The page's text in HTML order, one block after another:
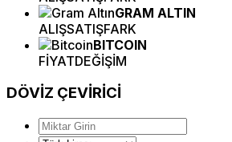
GRAM ALTIN
ALIŞSATIŞFARK
BITCOIN
FİYATDEĞİŞİM
DÖVİZ ÇEVİRİCİ